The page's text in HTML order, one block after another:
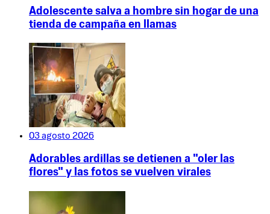
Adolescente salva a hombre sin hogar de una
tienda de campaña en llamas
03 agosto 2026
Adorables ardillas se detienen a "oler las
flores" y las fotos se vuelven virales